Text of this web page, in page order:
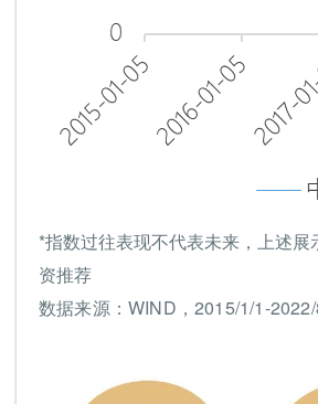
*指数过往表现不代表未来，上述展
资推荐
数据来源：WIND，2015/1/1-